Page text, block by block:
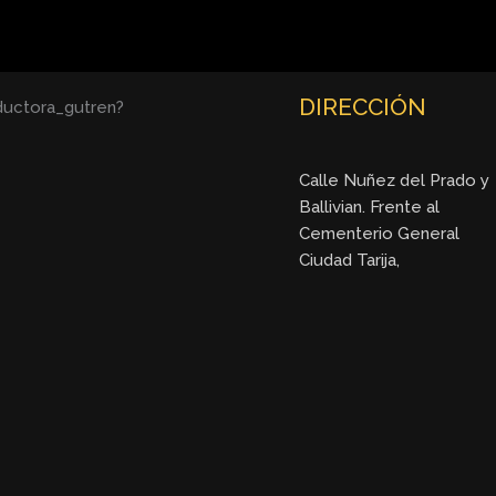
DIRECCIÓN
Calle Nuñez del Prado y
Ballivian. Frente al
Cementerio General
Ciudad Tarija,